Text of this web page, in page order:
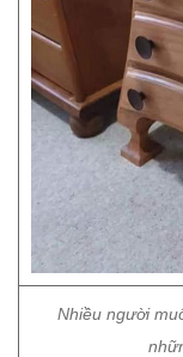
Nhiều người